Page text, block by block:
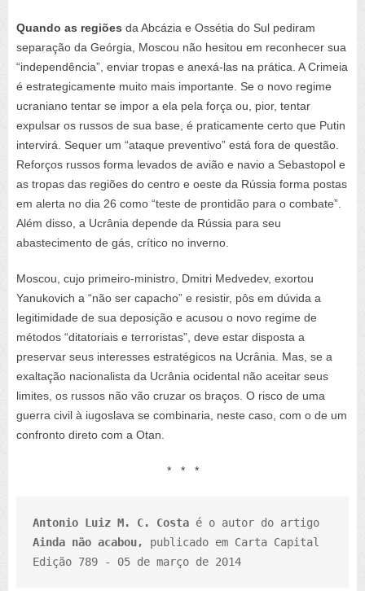
Quando as regiões da Abcázia e Ossétia do Sul pediram
separação da Geórgia, Moscou não hesitou em reconhecer sua
“independência”, enviar tropas e anexá-las na prática. A Crimeia
é estrategicamente muito mais importante. Se o novo regime
ucraniano tentar se impor a ela pela força ou, pior, tentar
expulsar os russos de sua base, é praticamente certo que Putin
intervirá. Sequer um “ataque preventivo” está fora de questão.
Reforços russos forma levados de avião e navio a Sebastopol e
as tropas das regiões do centro e oeste da Rússia forma postas
em alerta no dia 26 como “teste de prontidão para o combate”.
Além disso, a Ucrânia depende da Rússia para seu
abastecimento de gás, crítico no inverno.
Moscou, cujo primeiro-ministro, Dmitri Medvedev, exortou
Yanukovich a “não ser capacho” e resistir, pôs em dúvida a
legitimidade de sua deposição e acusou o novo regime de
métodos “ditatoriais e terroristas”, deve estar disposta a
preservar seus interesses estratégicos na Ucrânia. Mas, se a
exaltação nacionalista da Ucrânia ocidental não aceitar seus
limites, os russos não vão cruzar os braços. O risco de uma
guerra civil à iugoslava se combinaria, neste caso, com o de um
confronto direto com a Otan.
* * *
Antonio Luiz M. C. Costa
Ainda não acabou, publicado em Carta Capital
Edição 789 - 05 de março de 2014